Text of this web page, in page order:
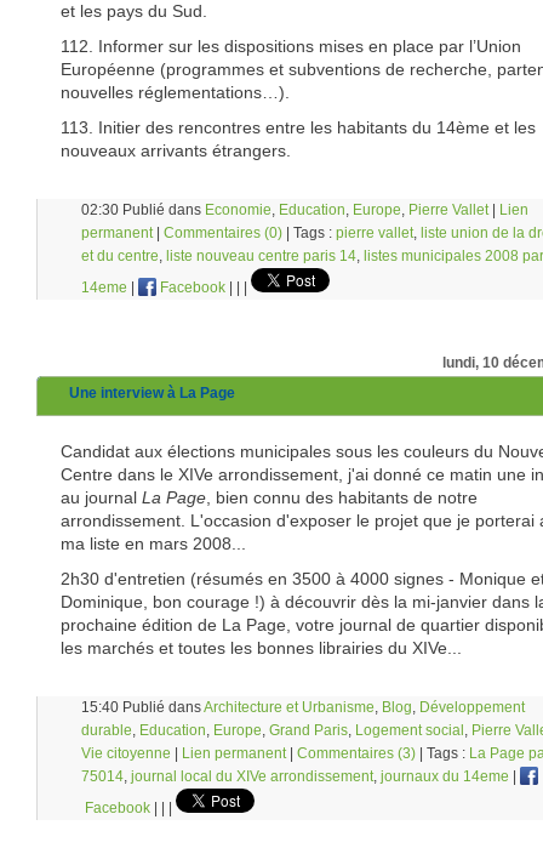
et les pays du Sud.
112. Informer sur les dispositions mises en place par l’Union
Européenne (programmes et subventions de recherche,
nouvelles réglementations…).
113. Initier des rencontres entre les habitants du 14ème et les
nouveaux arrivants étrangers.
02:30 Publié dans Economie Education Europe Pierre Vallet | Lien
permanent | Commentaires (0) | Tags : pierre vallet liste union de la
et du centre liste nouveau centre paris 14 listes municipales 2008
14eme | Facebook | | |
lundi, 10
Une interview à La Page
Candidat aux élections municipales sous les couleurs du
Centre dans le XIVe arrondissement, j'ai donné ce matin une
au journal La Page , bien connu des habitants de notre
arrondissement. L'occasion d'exposer le projet que je porterai
ma liste en mars 2008...
2h30 d'entretien (résumés en 3500 à 4000 signes - Monique
Dominique, bon courage !) à découvrir dès la mi-janvier dans
prochaine édition de La Page, votre journal de quartier
les marchés et toutes les bonnes librairies du XIVe...
15:40 Publié dansArchitecture et Urbanisme Blog Développement
durable Education Europe Grand Paris Logement social Pierre
Vie citoyenne | Lien permanent | Commentaires (3) | Tags : La Page
75014 journal local du XIVe arrondissement journaux du 14eme |
Facebook | | |